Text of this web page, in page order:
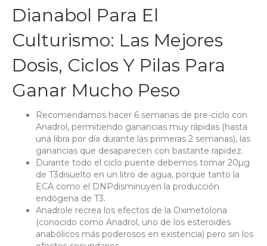
Dianabol Para El
Culturismo: Las Mejores
Dosis, Ciclos Y Pilas Para
Ganar Mucho Peso
Recomendamos hacer 6 semanas de pre-ciclo con
Anadrol, permitiendo ganancias muy rápidas (hasta
una libra por día durante las primeras 2 semanas), las
ganancias que desaparecen con bastante rapidez.
Durante todo el ciclo puente debemos tomar 20µg
de T3disuelto en un litro de agua, porque tanto la
ECA como el DNPdisminuyen la producción
endógena de T3.
Anadrole recrea los efectos de la Oximetolona
(conocido como Anadrol, uno de los esteroides
anabólicos más poderosos en existencia) pero sin los